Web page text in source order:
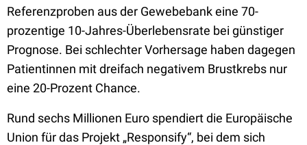
Referenzproben aus der Gewebebank eine 70-
prozentige 10-Jahres-Überlebensrate bei günstiger
Prognose. Bei schlechter Vorhersage haben dagegen
Patientinnen mit dreifach negativem Brustkrebs nur
eine 20-Prozent Chance.
Rund sechs Millionen Euro spendiert die Europäische
Union für das Projekt „Responsify“, bei dem sich